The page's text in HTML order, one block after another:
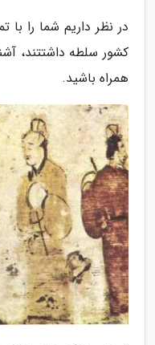
در نظر داریم شما را
کشور سلطه داشتتند،
همراه باشید.